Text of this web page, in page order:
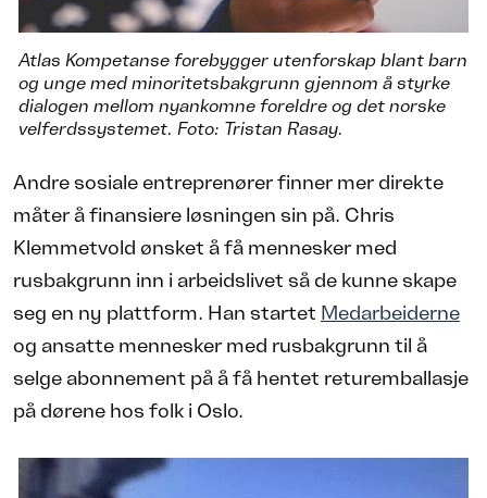
Atlas Kompetanse forebygger utenforskap blant barn
og unge med minoritetsbakgrunn gjennom å styrke
dialogen mellom nyankomne foreldre og det norske
velferdssystemet. Foto: Tristan Rasay.
Andre sosiale entreprenører finner mer direkte
måter å finansiere løsningen sin på. Chris
Klemmetvold ønsket å få mennesker med
rusbakgrunn inn i arbeidslivet så de kunne skape
seg en ny plattform. Han startet Medarbeiderne
og ansatte mennesker med rusbakgrunn til å
selge abonnement på å få hentet returemballasje
på dørene hos folk i Oslo.